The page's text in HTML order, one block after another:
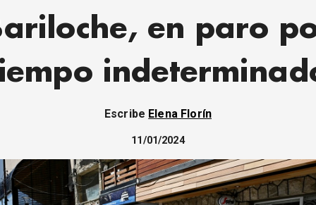
en paro
Escribe Elena Florín
11/01/2024